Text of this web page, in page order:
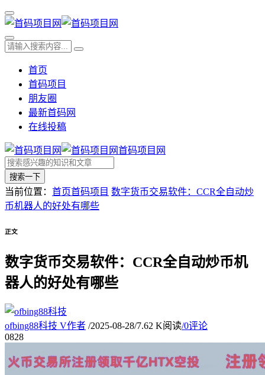
首页
首码项目
朋友圈
最新首码网
在线投稿
首码项目网
搜索一下
当前位置： 首页首码项目 数字货币交易软件：CCR全自动炒
币机器人的好处有哪些
正文
数字货币交易软件：CCR全自动炒币机
器人的好处有哪些
ofbing88科技 V作者 /2025-08-28/7.62 K阅读/0评论
0828